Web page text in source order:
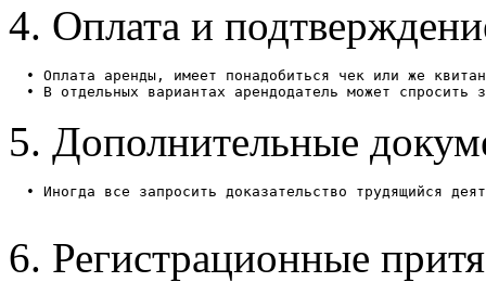
4. Оплата и
• Оплата аренды, имеет понадобиться чек или же
5. Дополнительные
• Иногда все запросить доказательство трудящийся
6. Регистрационные